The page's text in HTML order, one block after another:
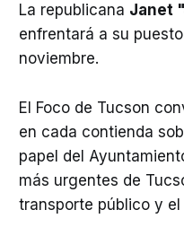
La republicana Janet
enfrentará a su
noviembre.
El Foco de Tucson
en cada contienda
papel del
más urgentes de
transporte público y el